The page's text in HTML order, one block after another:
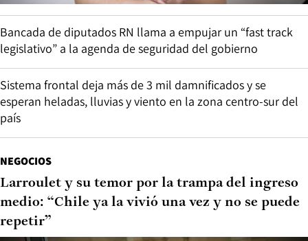
Bancada de diputados RN llama a empujar un “fast track
legislativo” a la agenda de seguridad del gobierno
Sistema frontal deja más de 3 mil damnificados y se
esperan heladas, lluvias y viento en la zona centro-sur del
país
NEGOCIOS
Larroulet y su temor por la trampa del ingreso
medio: “Chile ya la vivió una vez y no se puede
repetir”